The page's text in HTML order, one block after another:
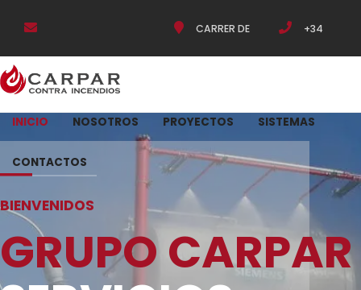
INFO@GRUPOCARPAR.COM
CARRER DE
08907
L'HOSPITALET DE
LLOBREGAT,
+34
INICIO NOSOTROS PROYECTOS SISTEMAS
CONTACTOS
BIENVENIDOS
GRUPO CARPAR